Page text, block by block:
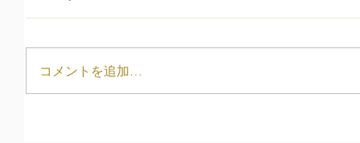
コメントを追加…